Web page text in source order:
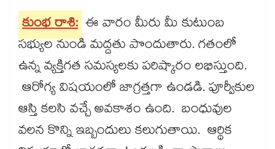
కుంభ రాశి: ఈ వారం మీరు మీ కుటుంబ
సభ్యుల నుండి మద్దతు పొందుతారు. గతంలో
ఉన్న వ్యక్తిగత సమస్యలకు పరిష్కారం లభిస్తుంది.
ఆరోగ్య విషయంలో జాగ్రత్తగా ఉండడి. పూర్వీకుల
ఆస్తి కలసి వచ్చే అవకాశం ఉంది. బంధువుల
వలన కొన్ని ఇబ్బందులు కలుగుతాయి. ఆర్థిక